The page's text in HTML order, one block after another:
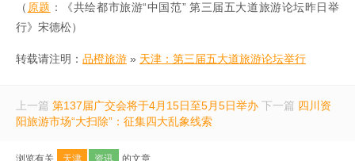
（ 原题 ：《共绘都市旅游“中国范” 第三届五大道旅游论坛昨日举
行》宋德松）
转载请注明： 品橙旅游 » 天津：第三届五大道旅游论坛举行
上一篇 第137届广交会将于4月15日至5月5日举办 下一篇 四川资
阳旅游市场“大扫除”：征集四大乱象线索